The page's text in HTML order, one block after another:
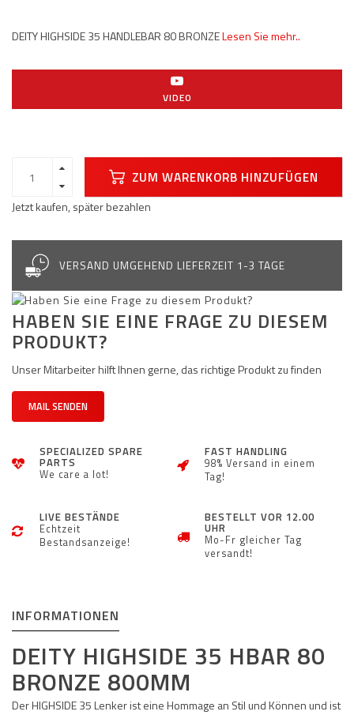
DEITY HIGHSIDE 35 HANDLEBAR 80 BRONZELesen Sie mehr..
VIDEO
ZUM WARENKORB HINZUFÜGEN
Jetzt kaufen, später bezahlen
VERSAND UMGEHEND LIEFERZEIT 1-3 TAGE
HABEN SIE EINE FRAGE ZU DIESEM
PRODUKT?
Unser Mitarbeiter hilft Ihnen gerne, das richtige Produkt zu finden
MAIL SENDEN
SPECIALIZED SPARE
PARTS
We care a lot!
FAST HANDLING
98% Versand in einem
Tag!
LIVE BESTÄNDE
Echtzeit
Bestandsanzeige!
BESTELLT VOR 12.00
UHR
Mo-Fr gleicher Tag
versandt!
INFORMATIONEN
DEITY HIGHSIDE 35 HBAR 80
BRONZE 800MM
Der HIGHSIDE 35 Lenker ist eine Hommage an Stil und Können und ist